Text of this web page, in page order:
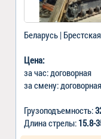
Беларусь |
Цена:
за час: договорная
за смену: договорная
Грузоподъемность:
Длина стрелы: 15.8-